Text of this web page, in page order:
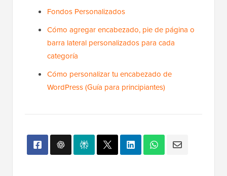
Fondos Personalizados
Cómo agregar encabezado, pie de página o
barra lateral personalizados para cada
categoría
Cómo personalizar tu encabezado de
WordPress (Guía para principiantes)